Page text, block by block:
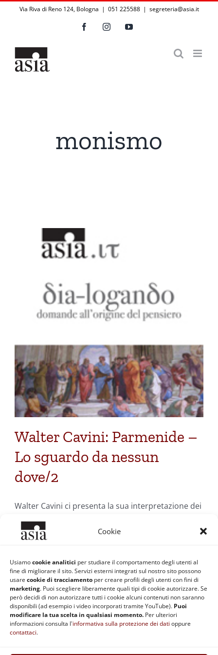
Cookie
Usiamocookie analitici per studiare il comportamento degli utenti al
fine di migliorare il sito. Servizi esterni integrati sul nostro sito possono
usare cookie di tracciamento per creare profili degli utenti con fini di
marketing. Puoi scegliere liberamente quali tipi di cookie autorizzare. Se
però decidi di non autorizzare tutti i cookie alcuni contenuti non saranno
disponibili (ad esempio i video incorporati tramite YouTube). Puoi
modificare la tua scelta in qualsiasi momento. Per ulteriori
informazioni consulta l'informativa sulla protezione dei dati oppure
contattaci.
Via Riva di Reno 124, Bologna | 051 225588 | segreteria@asia.it
FacebookInstagramYouTube
monismo
Walter Cavini: Parmenide –
Lo sguardo da nessun
dove/2
Walter Cavini ci presenta la sua interpretazione dei
frammenti di Parmenide
Occidentale | Tag:Dia-logando,essere,Heidegger,monismo,
Parmenide
Walter Cavini
Continua a leggere